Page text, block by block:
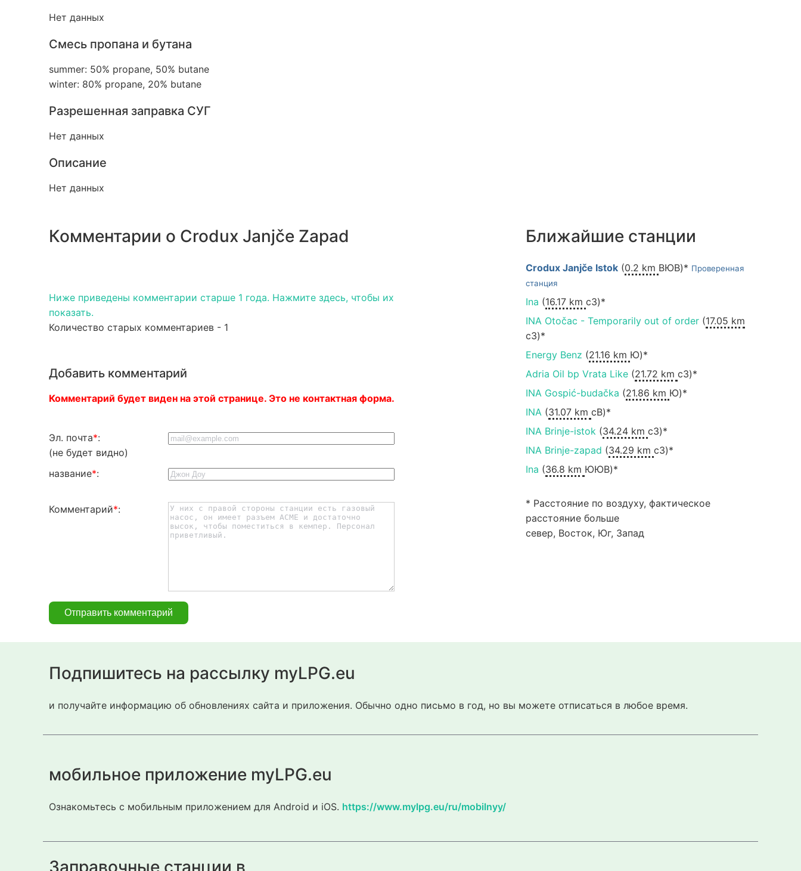
Нет данных
Смесь пропана и бутана
summer: 50% propane, 50% butane
winter: 80% propane, 20% butane
Разрешенная заправка СУГ
Нет данных
Описание
Нет данных
Комментарии о Crodux Janjče Zapad
Ниже приведены комментарии старше 1 года. Нажмите здесь, чтобы их
показать.
Количество старых комментариев - 1
Добавить комментарий
Комментарий будет виден на этой странице. Это не контактная форма.
Эл. почта*:
(не будет видно)
название*:
Комментарий*:
Ближайшие станции
Crodux Janjče Istok(0.2 km ВЮВ)* Проверенная
станция
Ina (16.17 km сЗ)*
INA Otočac - Temporarily out of order(17.05 km
сЗ)*
Energy Benz (21.16 km Ю)*
Adria Oil bp Vrata Like(21.72 km сЗ)*
INA Gospić-budačka (21.86 km Ю)*
INA(31.07 km сВ)*
INA Brinje-istok(34.24 km сЗ)*
INA Brinje-zapad (34.29 km сЗ)*
Ina (36.8 km ЮЮВ)*
* Расстояние по воздуху, фактическое
расстояние больше
север, Восток, Юг, Запад
Подпишитесь на рассылку myLPG.eu
и получайте информацию об обновлениях сайта и приложения. Обычно одно письмо в год, но вы можете отписаться в любое время.
мобильное приложение myLPG.eu
Ознакомьтесь с мобильным приложением для Android и iOS. https://www.mylpg.eu/ru/mobilnyy/
Заправочные станции в